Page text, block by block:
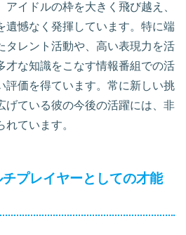
イドルの枠を大きく飛び越え、
遺憾なく発揮しています。特に端
タレント活動や、高い表現力を活
才な知識をこなす情報番組での活
評価を得ています。常に新しい挑
げている彼の今後の活躍には、非
ています。
プレイヤーとしての才能